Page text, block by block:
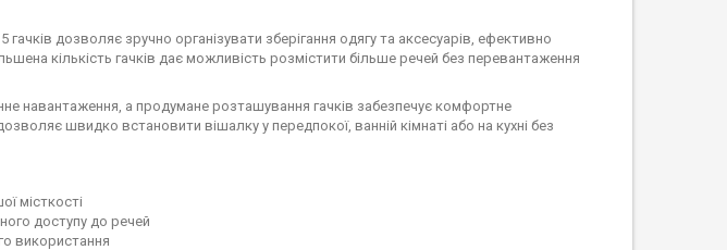
дозволяє зручно організувати зберігання одягу та аксесуарів, ефективно
кількість гачків дає можливість розмістити більше речей без перевантаження
навантаження, а продумане розташування гачків забезпечує комфортне
швидко встановити вішалку у передпокої, ванній кімнаті або на кухні без
місткості
доступу до речей
використання